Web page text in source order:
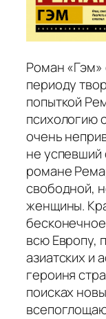
Роман «Гэм»
периоду
попыткой
психологию
очень
не успевший
романе
свободной,
женщины.
всю Европу,
азиатских и
героиня
поисках